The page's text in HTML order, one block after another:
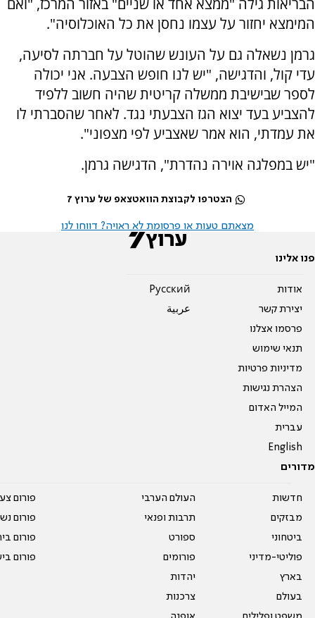
הבריאות גילה "ממצא אחד או שניים" באזור המרכז, "ואם
המימצא יחזור על עצמו נחסן את כל האוכלוסיה".
גרמן נשאלה גם על העונש שהוטל על חברתה לסיעה,
עדי קול, והדגישה, "יש לנו חופש הצבעה. אני יכולה
לספר שבישיבת ממשלה קריטית שהיה חשוב ללפיד
להצביע בעד יצוא הגז הצבעתי נגד. לאחר שהסברתי לו
את עמדתי, הוא אמר שאצביע לפי מצפוני".
"יש במפלגה אוירה נהדרת", הדגישה גרמן.
הצטרפו לקבוצת הוואטצאפ של ערוץ 7
מצאתם טעות או פרסומת לא ראויה? דווחו לנו
פנו אלינו
אודות
יצירת קשר
פרסמו אצלנו
תנאי שימוש
מדיניות פרטיות
הצהרת נגישות
המייל האדום
עברית
English
Pусский
عربية
מדורים
חדשות
מבזקים
ביטחוני
פוליטי-מדיני
בארץ
בעולם
העולם הערבי
תרבות ופנאי
ספורט
פורומים
יהדות
צרכנות
פורום
פורום
פורום
פורום